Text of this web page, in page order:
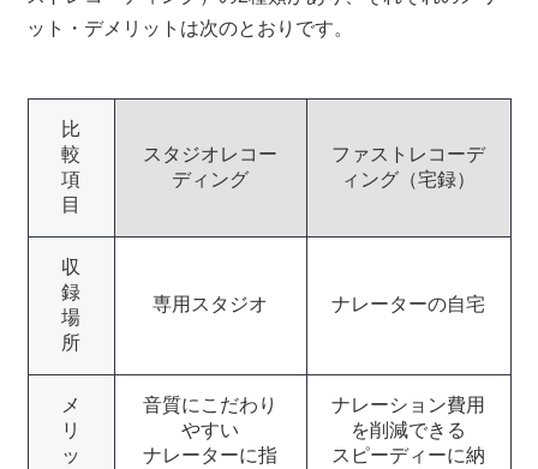
ット・デメリットは次のとおりです。
比
較
項
目
スタジオレコー
ディング
ファストレコーデ
ィング（宅録）
収
録
場
所
専用スタジオ ナレーターの自宅
メ
リ
ッ
音質にこだわり
やすい
ナレーターに指
ナレーション費用
を削減できる
スピーディーに納